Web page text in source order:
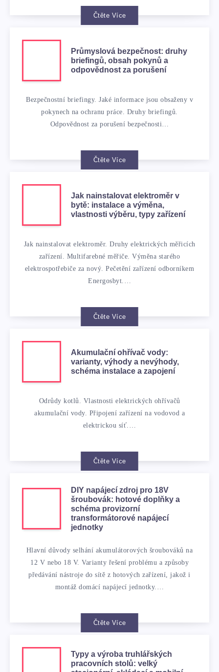
Čtěte Více
Průmyslová bezpečnost: druhy
briefingů, obsah pokynů a
odpovědnost za porušení
Bezpečnostní briefingy. Jaké informace jsou obsaženy v
pokynech na ochranu práce. Druhy briefingů.
Odpovědnost za porušení bezpečnosti…
Čtěte Více
Jak nainstalovat elektroměr v
bytě: instalace a výměna,
vlastnosti výběru, typy zařízení
Jak nainstalovat elektroměr. Druhy elektrických měřicích
zařízení. Multifarebné měřiče. Výměna starého
elektrospotřebiče za nový. Pečetění zařízení odborníkem
Energosbyt.…
Čtěte Více
Akumulační ohřívač vody:
varianty, výhody a nevýhody,
schéma instalace a zapojení
Odrůdy kotlů. Vlastnosti elektrických ohřívačů
akumulační vody. Připojení zařízení na vodovod a
elektrickou síť.…
Čtěte Více
DIY napájecí zdroj pro 18V
šroubovák: hotové doplňky a
schéma provizorní
transformátorové napájecí
jednotky
Hlavní důvody selhání akumulátorových šroubováků na
12 V nebo 18 V. Varianty řešení problému a způsoby
předávání nástroje do sítě z hotových zařízení, jakož i
montáž domácí napájecí jednotky.…
Čtěte Více
Typy a výroba truhlářských
pracovních stolů: velký